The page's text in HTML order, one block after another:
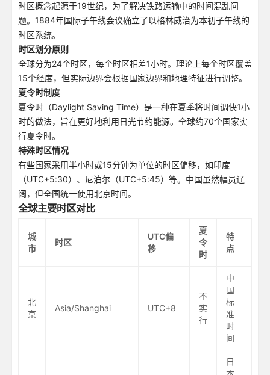
时区概念起源于19世纪，为了解决铁路运输中的时间混乱问
题。1884年国际子午线会议确立了以格林威治为本初子午线的
时区系统。
时区划分原则
全球分为24个时区，每个时区相差1小时。理论上每个时区覆盖
15个经度，但实际边界会根据国家边界和地理特征进行调整。
夏令时制度
夏令时（Daylight Saving Time）是一种在夏季将时间调快1小
时的做法，旨在更好地利用日光节约能源。全球约70个国家实
行夏令时。
特殊时区情况
有些国家采用半小时或15分钟为单位的时区偏移，如印度
（UTC+5:30）、尼泊尔（UTC+5:45）等。中国虽然幅员辽
阔，但全国统一使用北京时间。
全球主要时区对比
城
市
时区
UTC偏
移
夏
令
时
特
点
北
京
Asia/Shanghai UTC+8
不
实
行
中
国
标
准
时
间
日